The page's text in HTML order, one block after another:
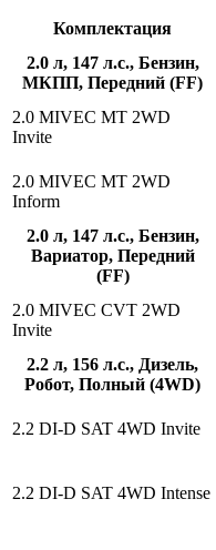
Комплектация
2.0 л, 147 л.с., Бензин,
МКПП, Передний (FF)
2.0 MIVEC MT 2WD
Invite
2.0 MIVEC MT 2WD
Inform
2.0 л, 147 л.с., Бензин,
Вариатор, Передний
(FF)
2.0 MIVEC CVT 2WD
Invite
2.2 л, 156 л.с., Дизель,
Робот, Полный (4WD)
2.2 DI-D SAT 4WD Invite
2.2 DI-D SAT 4WD Intense